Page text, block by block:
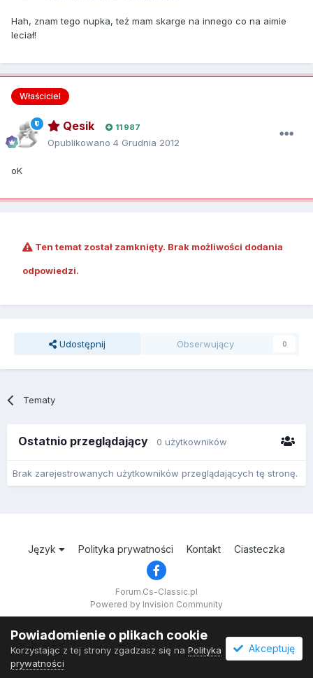
Hah, znam tego nupka, też mam skarge na innego co na aimie
leciał!
Właściciel
Qesik 11 987
Opublikowano 4 Grudnia 2012
oK
Ten temat został zamknięty. Brak możliwości dodania
odpowiedzi.
Udostępnij Obserwujący 0
Tematy
Ostatnio przeglądający 0 użytkowników
Brak zarejestrowanych użytkowników przeglądających tę stronę.
Język Polityka prywatności Kontakt Ciasteczka
Forum.Cs-Classic.pl
Powered by Invision Community
Powiadomienie o plikach cookie
Korzystając z tej strony zgadzasz się na Polityka
prywatności
Akceptuję